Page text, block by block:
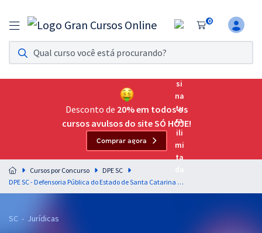
0
Assinatura Ilimitada 11
Acesso a todos os cursos. Teste grátis por 7 dias!
Assinatura OAB Até Passar
Acesso ilimitado a toda preparação para o Exame da
Residências Multiprofissionais
Preparação completa e intensiva para as principais
residências em saúde do Brasil
Desconto de 20% em todos os
cursos avulsos do site SÓ HOJE!
Comprar agora
Cursos por Concurso
DPE SC
DPE SC - Defensoria Pública do Estado de Santa Catarina - Direitos Difusos e Coletivos para o Cargo de Analista Jurídico - Professores Gran Concursos
SC - Jurídicas